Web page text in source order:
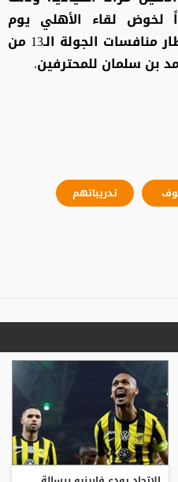
لخوض لقاء الأهلي يوم
الجمعة المقبل، وذلك في إطار منافسات الجولة الـ13 من
بن سلمان للمحترفين.
تدريباتهم